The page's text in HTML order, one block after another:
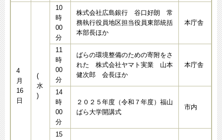
4
月
16
日
(
水
)
10
時
00
分
株式会社広島銀行 谷口好朗 常
務執行役員地区担当役員東部統括
本部長ほか
本庁舎
11
時
00
分
ばらの環境整備のための寄附をさ
れた 株式会社ヤマト実業 山本
健次郎 会長ほか
本庁舎
14
時
00
分
２０２５年度（令和７年度）福山
ばら大学開講式
市内
15